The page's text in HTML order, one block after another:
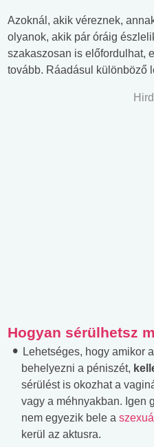
Azoknál, akik véreznek,
olyanok, akik pár óráig
szakaszosan is előfordulhat,
tovább. Ráadásul különböző
Hogyan sérülhetsz
Lehetséges, hogy amikor
behelyezni a péniszét,
sérülést is okozhat a
vagy a méhnyakban. Igen
nem egyezik bele a
kerül az aktusra.